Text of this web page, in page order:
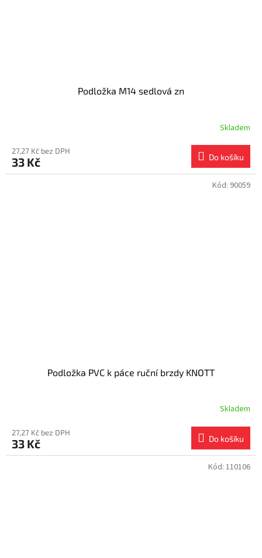
Podložka M14 sedlová zn
Skladem
27,27 Kč bez DPH
33 Kč Do košíku
Podložka PVC k páce ruční brzdy KNOTT
Skladem
27,27 Kč bez DPH
33 Kč Do košíku
Kód: 90059
Kód: 110106